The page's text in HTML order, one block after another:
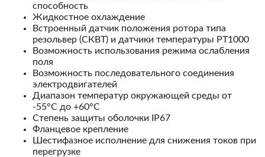
способность
Жидкостное охлаждение
Встроенный датчик положения ротора типа
резольвер (СКВТ) и датчики температуры PT1000
Возможность использования режима ослабления
поля
Возможность последовательного соединения
электродвигателей
Диапазон температур окружающей среды от
-55°С до +60°С
Степень защиты оболочки IP67
Фланцевое крепление
Шестифазное исполнение для снижения токов при
перегрузке